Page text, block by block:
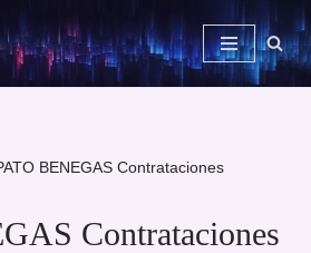
BENEGAS Contrataciones
Contrataciones